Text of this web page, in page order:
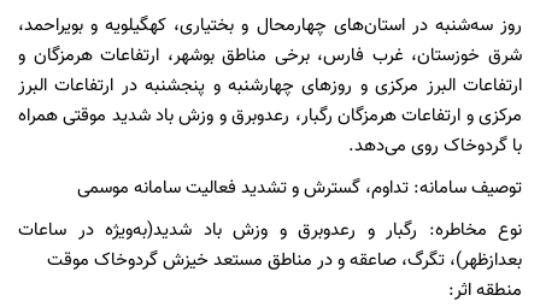
روز سه‌شنبه در استان‌های چهارمحال و بختیاری، کهگیلویه و بویراحمد،
شرق خوزستان، غرب فارس، برخی مناطق بوشهر، ارتفاعات هرمزگان و
ارتفاعات البرز مرکزی و روزهای چهارشنبه و پنجشنبه در ارتفاعات البرز
مرکزی و ارتفاعات هرمزگان رگبار، رعدوبرق و وزش باد شدید موقتی همراه
با گردوخاک روی می‌دهد.
توصیف سامانه: تداوم، گسترش و تشدید فعالیت سامانه موسمی
نوع مخاطره: رگبار و رعدوبرق و وزش باد شدید(به‌ویژه در ساعات
بعدازظهر)، تگرگ، صاعقه و در مناطق مستعد خیزش گردوخاک موقت
منطقه اثر: